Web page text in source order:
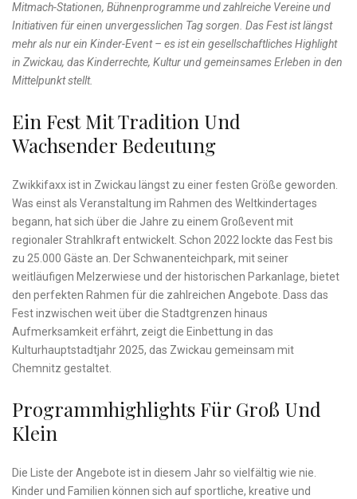
Mitmach-Stationen, Bühnenprogramme und zahlreiche Vereine und
Initiativen für einen unvergesslichen Tag sorgen. Das Fest ist längst
mehr als nur ein Kinder-Event – es ist ein gesellschaftliches Highlight
in Zwickau, das Kinderrechte, Kultur und gemeinsames Erleben in den
Mittelpunkt stellt.
Ein Fest Mit Tradition Und
Wachsender Bedeutung
Zwikkifaxx ist in Zwickau längst zu einer festen Größe geworden.
Was einst als Veranstaltung im Rahmen des Weltkindertages
begann, hat sich über die Jahre zu einem Großevent mit
regionaler Strahlkraft entwickelt. Schon 2022 lockte das Fest bis
zu 25.000 Gäste an. Der Schwanenteichpark, mit seiner
weitläufigen Melzerwiese und der historischen Parkanlage, bietet
den perfekten Rahmen für die zahlreichen Angebote. Dass das
Fest inzwischen weit über die Stadtgrenzen hinaus
Aufmerksamkeit erfährt, zeigt die Einbettung in das
Kulturhauptstadtjahr 2025, das Zwickau gemeinsam mit
Chemnitz gestaltet.
Programmhighlights Für Groß Und
Klein
Die Liste der Angebote ist in diesem Jahr so vielfältig wie nie.
Kinder und Familien können sich auf sportliche, kreative und